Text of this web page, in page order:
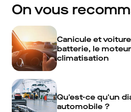
On vous
Canicule et
batterie, le
climatisation
Qu'est-ce qu'un
automobile ?